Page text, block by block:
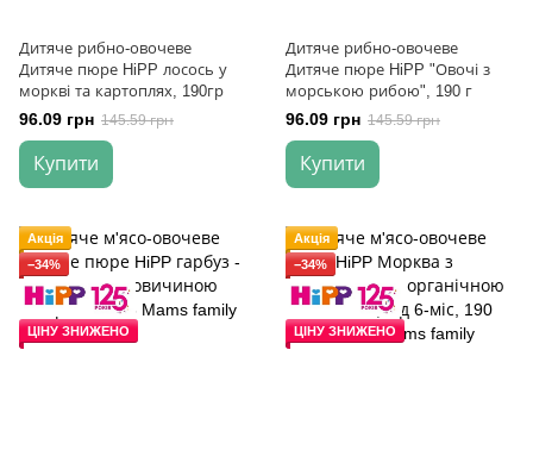
Дитяче рибно-овочеве
Дитяче пюре HiPP лосось у
моркві та картоплях, 190гр
96.09 грн 145.59 грн
Купити
Дитяче рибно-овочеве
Дитяче пюре HiPP "Овочі з
морською рибою", 190 г
96.09 грн 145.59 грн
Купити
Акція
−34%
ЦІНУ ЗНИЖЕНО
Акція
−34%
ЦІНУ ЗНИЖЕНО